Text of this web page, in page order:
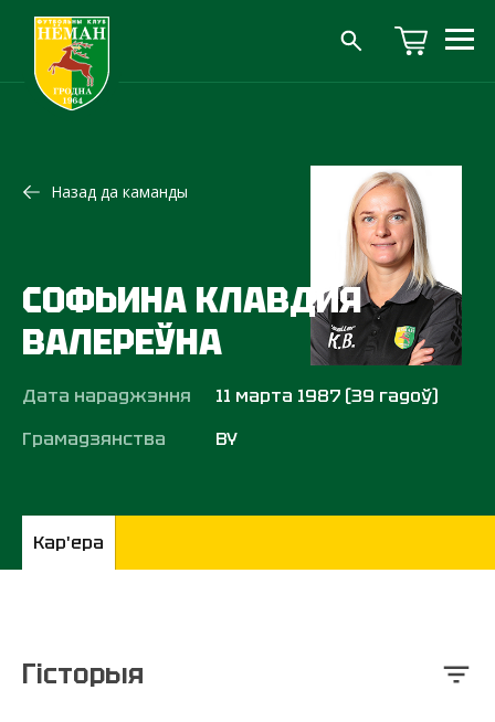
Назад да каманды
СОФЬИНА КЛАВДИЯ
ВАЛЕРЕЎНА
Дата нараджэння
11 марта 1987 (39 гадоў)
Грамадзянства
BY
Кар'ера
Гісторыя